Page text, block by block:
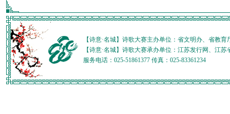
【诗意·名城】诗歌大赛主办单位：省文明办、省教
【诗意·名城】诗歌大赛承办单位：江苏发行网、江
服务电话：025-51861377 传真：025-83361234